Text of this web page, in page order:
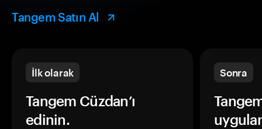
Tangem Satın Al
İlk olarak
Tangem Cüzdan’ı
edinin.
Sonra